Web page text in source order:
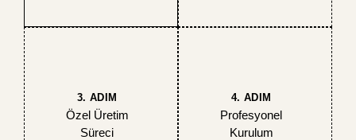
3. ADIM
Özel Üretim
Süreci
4. ADIM
Profesyonel
Kurulum